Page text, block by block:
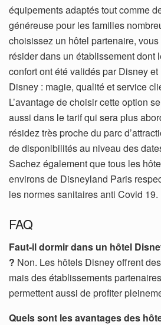
équipements adaptés tout comme
généreuse pour les familles
choisissez un hôtel partenaire,
résider dans un établissement dont
confort ont été validés par Disney et
Disney : magie, qualité et service
L’avantage de choisir cette option
aussi dans le tarif qui sera plus
résidez très proche du parc
de disponibilités au niveau des
Sachez également que tous les
environs de Disneyland Paris
les normes sanitaires anti Covid 19.
FAQ
Faut-il dormir dans un hôtel
? Non. Les hôtels Disney offrent
mais des établissements
permettent aussi de profiter
Quels sont les avantages des